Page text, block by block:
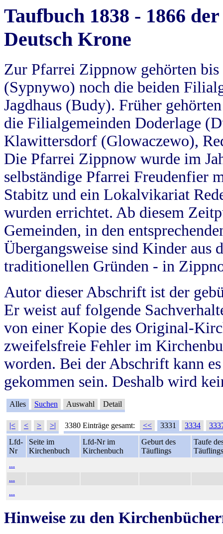
Taufbuch 1838 - 1866
Deutsch Krone
Zur Pfarrei Zippnow gehörten
(Sypnywo) noch die beiden
Jagdhaus (Budy). Früher
die Filialgemeinden Doderlage
Klawittersdorf (Glowaczewo),
Die Pfarrei Zippnow wurde im
selbständige Pfarrei Freudenfier
Stabitz und ein Lokalvikariat
wurden errichtet. Ab diesem
Gemeinden, in den
Übergangsweise sind Kinder aus
traditionellen Gründen - in
Autor dieser Abschrift ist der
Er weist auf folgende
von einer Kopie des Original-
zweifelsfreie Fehler im
worden. Bei der Abschrift kann
gekommen sein. Deshalb wird
Alles Suchen Auswahl Detail
|< < > >| 3380 Einträge gesamt: << 3331 3334
Lfd-
Nr
Seite im
Kirchenbuch
Lfd-Nr im
Kirchenbuch
Geburt des
Täuflings
Taufe
Täuflings
...
...
...
Hinweise zu den